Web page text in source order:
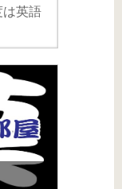
英語